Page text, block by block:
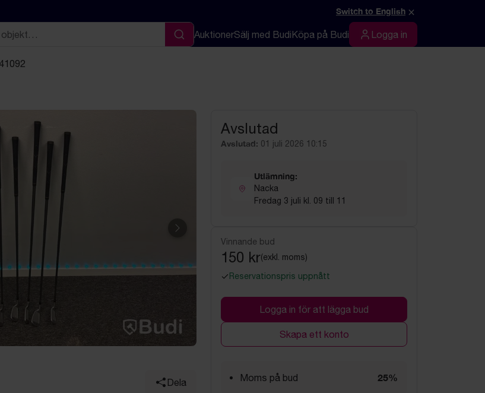
Switch to English ×
Sök
AuktionerSälj med BudiKöpa på Budi Logga in
Logga in
Nästa
Dela
Avslutad
Avslutad: 01 juli 2026 10:15
Utlämning:
Nacka
Fredag 3 juli kl. 09 till 11
Vinnande bud
150 kr(exkl. moms)
Reservationspris uppnått
Logga in för att lägga bud
Skapa ett konto
Moms på bud 25%